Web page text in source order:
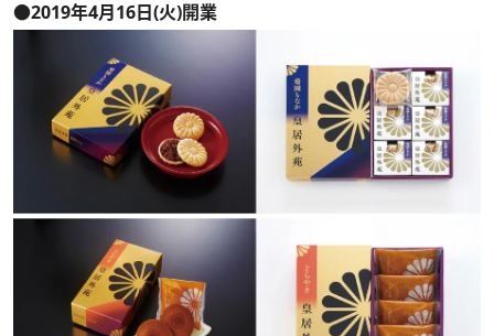
●2019年4月16日(火)開業